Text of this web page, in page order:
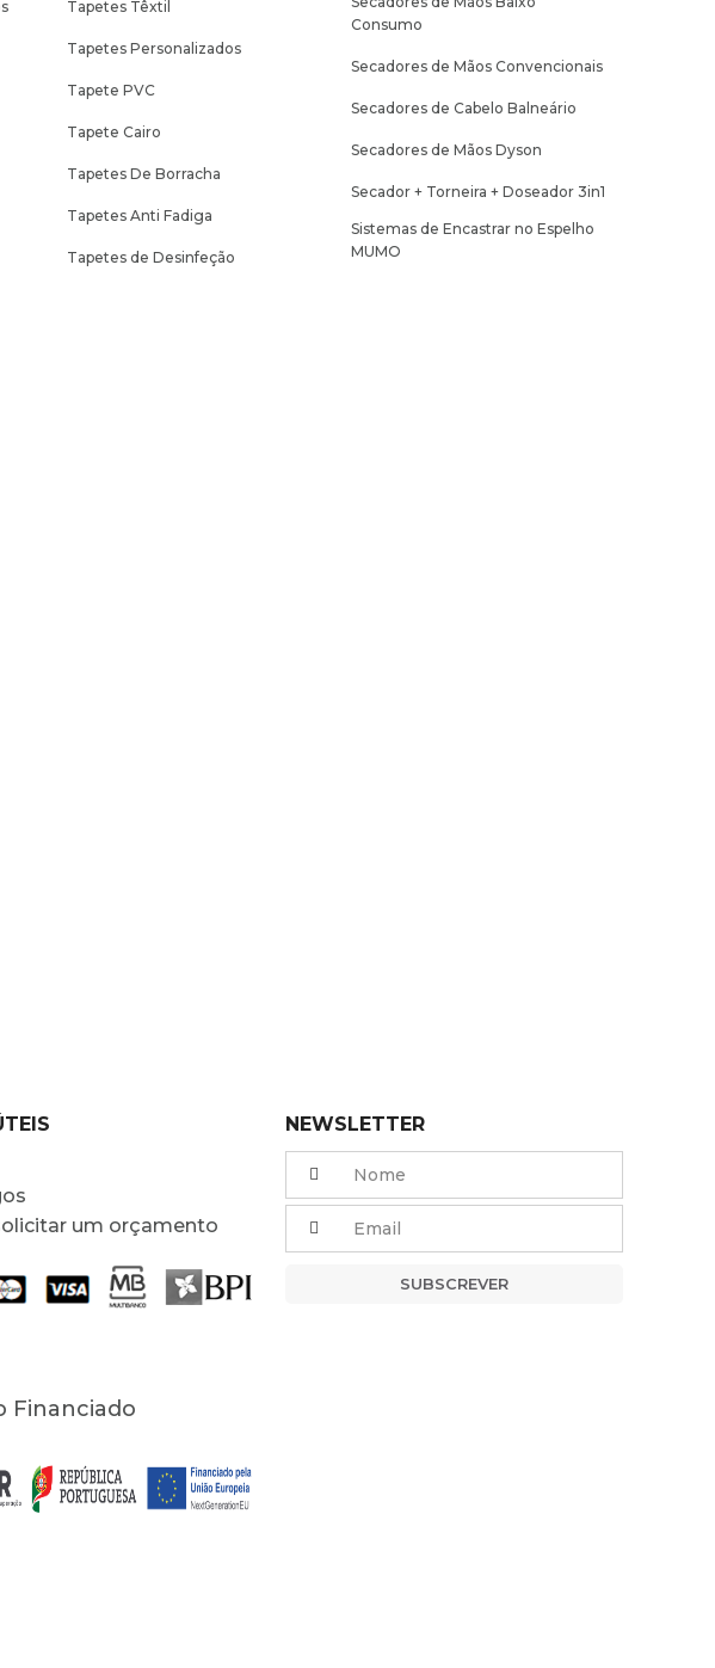
Tapetes Têxtil
Tapetes Personalizados
Tapete PVC
Tapete Cairo
Tapetes De Borracha
Tapetes Anti Fadiga
Tapetes de Desinfeção
Consumo
Secadores de Mãos Convencionais
Secadores de Cabelo Balneário
Secadores de Mãos Dyson
Secador + Torneira + Doseador 3in1
Sistemas de Encastrar no Espelho
MUMO
um orçamento
Financiado
NEWSLETTER
SUBSCREVER